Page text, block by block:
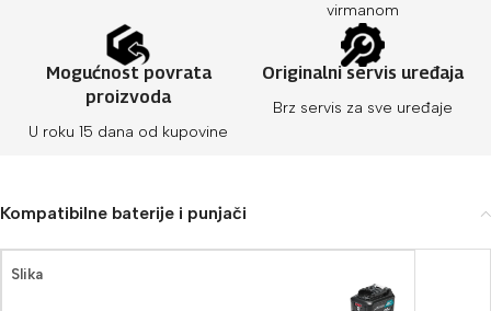
virmanom
Mogućnost povrata
proizvoda
U roku 15 dana od kupovine
Originalni servis uređaja
Brz servis za sve uređaje
Kompatibilne baterije i punjači